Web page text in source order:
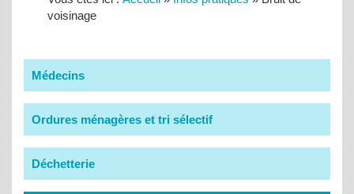
voisinage
Médecins
Ordures ménagères et tri sélectif
Déchetterie